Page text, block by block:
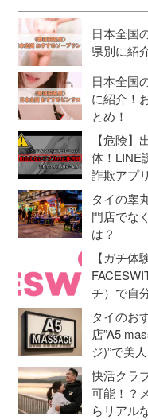
日本全国
県別に紹
日本全国
に紹介！
とめ！
【危険】
体！LINE
詐欺アプ
タイの睾
門店でな
は？
【ガチ体
チ）で自
動画を作
命勃発！
タイのお
店”A5
ジ)”で美
【抜き・
快活クラ
可能！？
らリアル